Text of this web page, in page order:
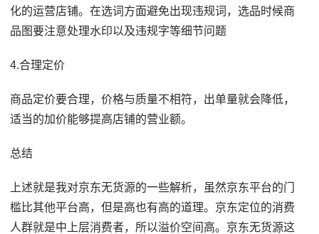
化的运营店铺。在选词方面避免出现违规词，选品时候商
品图要注意处理水印以及违规字等细节问题
4.合理定价
商品定价要合理，价格与质量不相符，出单量就会降低，
适当的加价能够提高店铺的营业额。
总结
上述就是我对京东无货源的一些解析，虽然京东平台的门
槛比其他平台高，但是高也有高的道理。京东定位的消费
人群就是中上层消费者，所以溢价空间高。京东无货源这